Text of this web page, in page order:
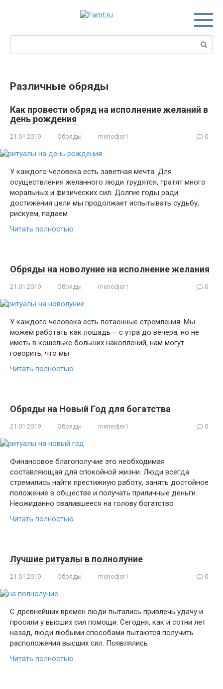
Различные обряды
Как провести обряд на исполнение желаний в
день рождения
21.01.2019 Обряды menedjer1 0
У каждого человека есть заветная мечта. Для
осуществления желанного люди трудятся, тратят много
моральных и физических сил. Долгие годы ради
достижения цели мы продолжает испытывать судьбу,
рискуем, падаем
Читать полностью
Обряды на новолуние на исполнение желания
21.01.2019 Обряды menedjer1 0
У каждого человека есть потаенные стремления. Мы
можем работать как лошадь – с утра до вечера, но не
иметь в кошельке больших накоплений, нам могут
говорить, что мы
Читать полностью
Обряды на Новый Год для богатства
21.01.2019 Обряды menedjer1 0
Финансовое благополучие это необходимая
составляющая для спокойной жизни. Люди всегда
стремились найти престижную работу, занять достойное
положение в обществе и получать приличные деньги.
Неожиданно свалившееся на голову богатство
Читать полностью
Лучшие ритуалы в полнолуние
21.01.2019 Обряды menedjer1 0
С древнейших времен люди пытались привлечь удачу и
просили у высших сил помощи. Сегодня, как и сотни лет
назад, люди любыми способами пытаются получить
расположения высших сил. Появлялись
Читать полностью